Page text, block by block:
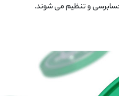
و تنظیم می شوند.